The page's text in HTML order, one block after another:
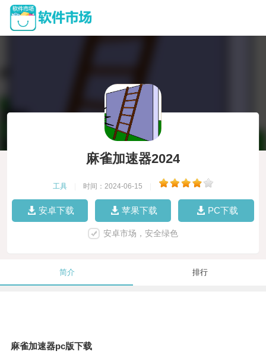
麻雀加速器2024
工具 时间：2024-06-15
安卓下载 苹果下载 PC下载
安卓市场，安全绿色
简介 排行
麻雀加速器pc版下载